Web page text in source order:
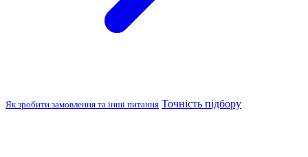
Як зробити замовлення та інші питання Точність підбору